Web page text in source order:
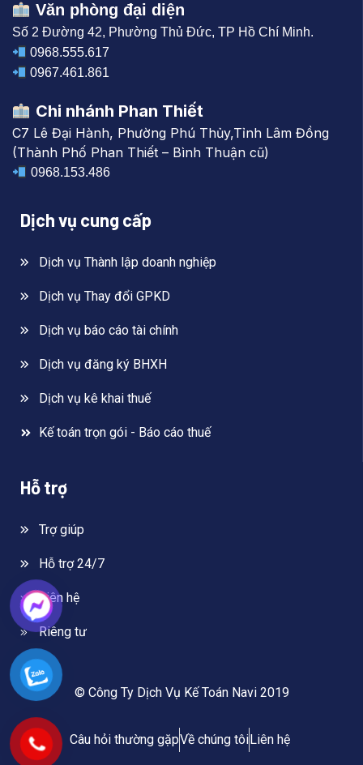
Văn phòng đại diện
Số 2 Đường 42, Phường Thủ Đức, TP Hồ Chí Minh.
0968.555.617
0967.461.861
Chi nhánh Phan Thiết
C7 Lê Đại Hành, Phường Phú Thủy,Tỉnh Lâm Đồng
(Thành Phố Phan Thiết – Bình Thuận cũ)
0968.153.486
Dịch vụ cung cấp
Dịch vụ Thành lập doanh nghiệp
Dịch vụ Thay đổi GPKD
Dịch vụ báo cáo tài chính
Dịch vụ đăng ký BHXH
Dịch vụ kê khai thuế
Kế toán trọn gói - Báo cáo thuế
Hỗ trợ
Trợ giúp
Hỗ trợ 24/7
Liên hệ
Riêng tư
© Công Ty Dịch Vụ Kế Toán Navi 2019
Câu hỏi thường gặpVề chúng tôi Liên hệ